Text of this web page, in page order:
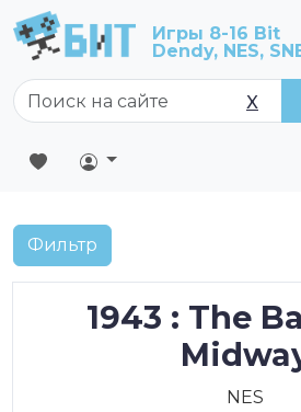
Игры 8-16 Bit
Dendy, NES,
X
Фильтр
1943 : The
NES